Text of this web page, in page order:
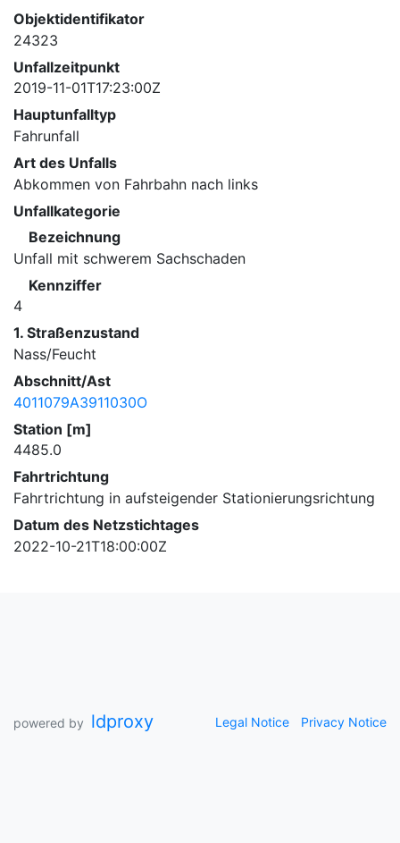
Objektidentifikator
24323
Unfallzeitpunkt
2019-11-01T17:23:00Z
Hauptunfalltyp
Fahrunfall
Art des Unfalls
Abkommen von Fahrbahn nach links
Unfallkategorie
Bezeichnung
Unfall mit schwerem Sachschaden
Kennziffer
4
1. Straßenzustand
Nass/Feucht
Abschnitt/Ast
4011079A3911030O
Station [m]
4485.0
Fahrtrichtung
Fahrtrichtung in aufsteigender Stationierungsrichtung
Datum des Netzstichtages
2022-10-21T18:00:00Z
powered by ldproxy Legal Notice Privacy Notice